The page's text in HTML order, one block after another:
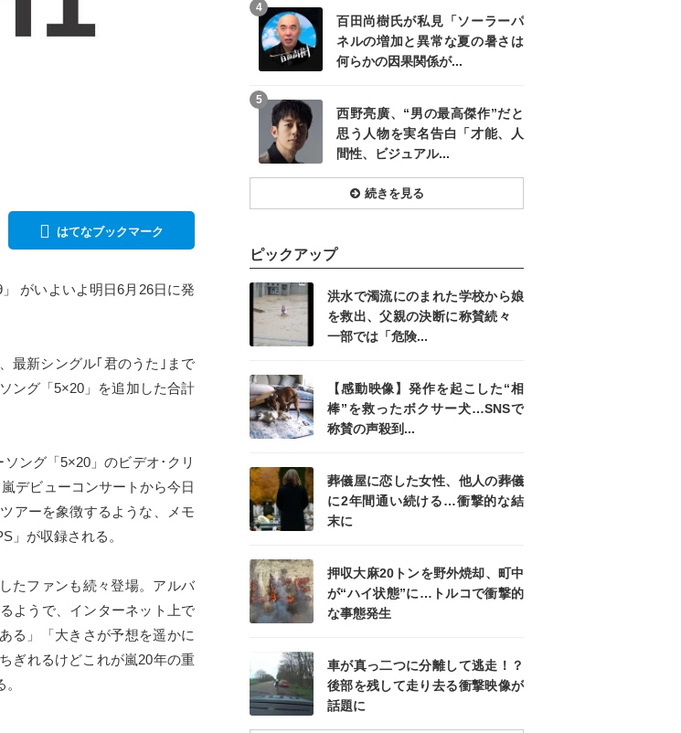
はてなブックマーク
がいよいよ明日6月26日に発
最新シングル｢君のうた｣まで
ング「5×20」を追加した合計
ング「5×20」のビデオ･クリ
デビューコンサートから今日
アーを象徴するような、メモ
」が収録される。
たファンも続々登場。アルバ
ようで、インターネット上で
る」「大きさが予想を遥かに
ぎれるけどこれが嵐20年の重
百田尚樹氏が私見「ソーラーパ
ネルの増加と異常な夏の暑さは
何らかの因果関係が...
4
西野亮廣、“男の最高傑作”だと
思う人物を実名告白「才能、人
間性、ビジュアル...
5
続きを見る
ピックアップ
洪水で濁流にのまれた学校から娘
を救出、父親の決断に称賛続々
一部では「危険...
記事を読む
【感動映像】発作を起こした“相
棒”を救ったボクサー犬…SNSで
称賛の声殺到...
記事を読む
葬儀屋に恋した女性、他人の葬儀
に2年間通い続ける…衝撃的な結
末に
記事を読む
押収大麻20トンを野外焼却、町中
が“ハイ状態”に…トルコで衝撃的
な事態発生
車が真っ二つに分離して逃走！？
後部を残して走り去る衝撃映像が
話題に
記事を読む